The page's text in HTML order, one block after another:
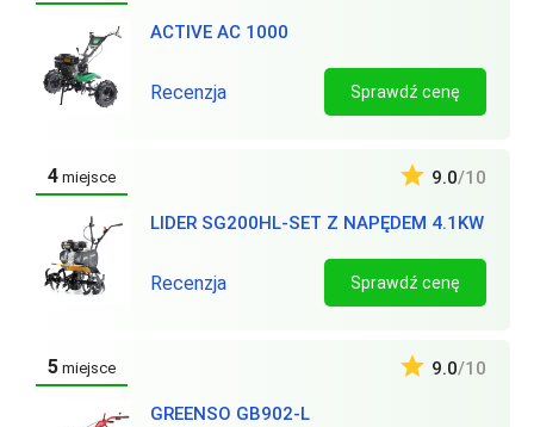
ACTIVE AC 1000
Recenzja Sprawdź cenę
4 miejsce
LIDER SG200HL-SET Z NAPĘDEM 4.1KW
9.0/10
Recenzja Sprawdź cenę
5 miejsce
GREENSO GB902-L
9.0/10